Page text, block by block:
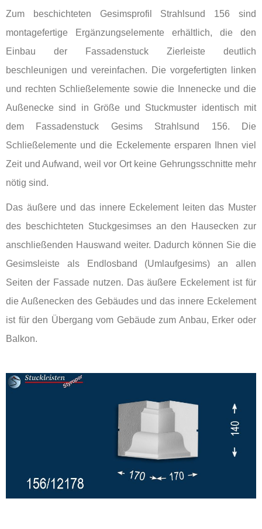
Zum beschichteten Gesimsprofil Strahlsund 156 sind
montagefertige Ergänzungselemente erhältlich, die den
Einbau der Fassadenstuck Zierleiste deutlich
beschleunigen und vereinfachen. Die vorgefertigten linken
und rechten Schließelemente sowie die Innenecke und die
Außenecke sind in Größe und Stuckmuster identisch mit
dem Fassadenstuck Gesims Strahlsund 156. Die
Schließelemente und die Eckelemente ersparen Ihnen viel
Zeit und Aufwand, weil vor Ort keine Gehrungsschnitte mehr
nötig sind.
Das äußere und das innere Eckelement leiten das Muster
des beschichteten Stuckgesimses an den Hausecken zur
anschließenden Hauswand weiter. Dadurch können Sie die
Gesimsleiste als Endlosband (Umlaufgesims) an allen
Seiten der Fassade nutzen. Das äußere Eckelement ist für
die Außenecken des Gebäudes und das innere Eckelement
ist für den Übergang vom Gebäude zum Anbau, Erker oder
Balkon.